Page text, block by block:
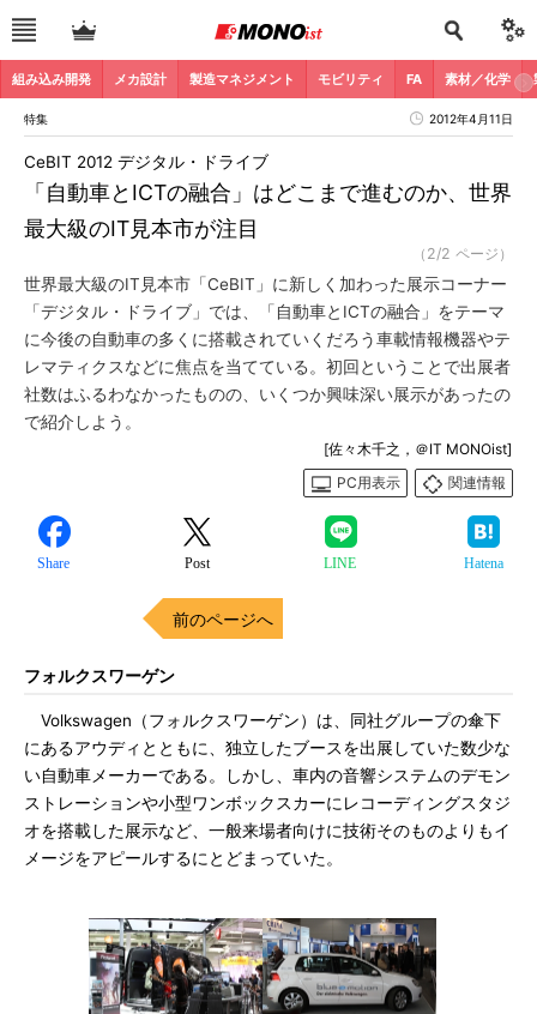
組み込み開発 メカ設計 製造マネジメント モビリティ FA 素材／化学
特集 2012年4月11日
「自動車とICTの融合」はどこまで進むのか、世界
最大級のIT見本市が注目
CeBIT 2012 デジタル・ドライブ
（2/2 ページ）
世界最大級のIT見本市「CeBIT」に新しく加わった展示コーナー
「デジタル・ドライブ」では、「自動車とICTの融合」をテーマ
に今後の自動車の多くに搭載されていくだろう車載情報機器やテ
レマティクスなどに焦点を当てている。初回ということで出展者
社数はふるわなかったものの、いくつか興味深い展示があったの
で紹介しよう。
[佐々木千之，＠IT MONOist]
PC用表示
関連情報
Share Post LINE Hatena
前のページへ
フォルクスワーゲン
Volkswagen（フォルクスワーゲン）は、同社グループの傘下
にあるアウディとともに、独立したブースを出展していた数少な
い自動車メーカーである。しかし、車内の音響システムのデモン
ストレーションや小型ワンボックスカーにレコーディングスタジ
オを搭載した展示など、一般来場者向けに技術そのものよりもイ
メージをアピールするにとどまっていた。